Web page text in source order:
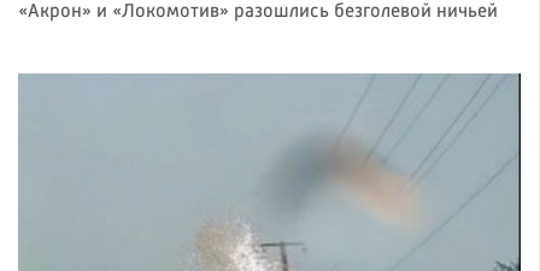
«Акрон» и «Локомотив» разошлись безголевой ничьей